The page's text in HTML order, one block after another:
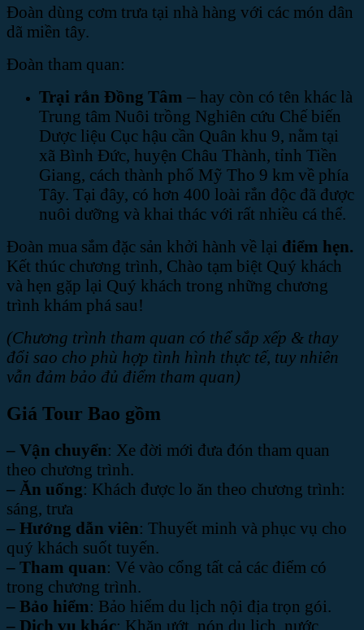
Đoàn dùng cơm trưa tại nhà hàng với các món dân
dã miền tây.
Đoàn tham quan:
Trại rắn Đồng Tâm – hay còn có tên khác là
Trung tâm Nuôi trồng Nghiên cứu Chế biến
Dược liệu Cục hậu cần Quân khu 9, nằm tại
xã Bình Đức, huyện Châu Thành, tỉnh Tiền
Giang, cách thành phố Mỹ Tho 9 km về phía
Tây. Tại đây, có hơn 400 loài rắn độc đã được
nuôi dưỡng và khai thác với rất nhiều cá thể.
Đoàn mua sắm đặc sản khởi hành về lại điểm hẹn.
Kết thúc chương trình, Chào tạm biệt Quý khách
và hẹn gặp lại Quý khách trong những chương
trình khám phá sau!
(Chương trình tham quan có thể sắp xếp & thay
đổi sao cho phù hợp tình hình thực tế, tuy nhiên
vẫn đảm bảo đủ điểm tham quan)
Giá Tour Bao gồm
– Vận chuyển: Xe đời mới đưa đón tham quan
theo chương trình.
– Ăn uống: Khách được lo ăn theo chương trình:
sáng, trưa
– Hướng dẫn viên: Thuyết minh và phục vụ cho
quý khách suốt tuyến.
– Tham quan: Vé vào cổng tất cả các điểm có
trong chương trình.
– Bảo hiểm: Bảo hiểm du lịch nội địa trọn gói.
– Dịch vụ khác: Khăn ướt, nón du lịch, nước